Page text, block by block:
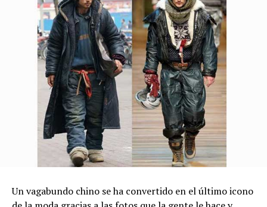
Un vagabundo chino se ha convertido en el último icono